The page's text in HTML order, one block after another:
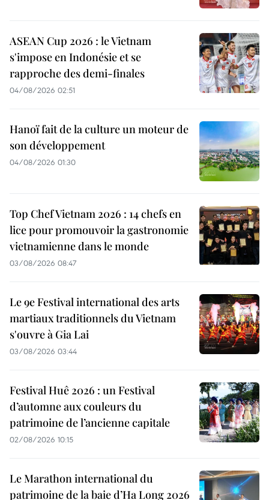
ASEAN Cup 2026 : le Vietnam
s'impose en Indonésie et se
rapproche des demi-finales
04/08/2026 02:51
Hanoï fait de la culture un moteur de
son développement
04/08/2026 01:30
Top Chef Vietnam 2026 : 14 chefs en
lice pour promouvoir la gastronomie
vietnamienne dans le monde
03/08/2026 08:47
Le 9e Festival international des arts
martiaux traditionnels du Vietnam
s'ouvre à Gia Lai
03/08/2026 03:44
Festival Huê 2026 : un Festival
d’automne aux couleurs du
patrimoine de l’ancienne capitale
02/08/2026 10:15
Le Marathon international du
patrimoine de la baie d’Ha Long 2026